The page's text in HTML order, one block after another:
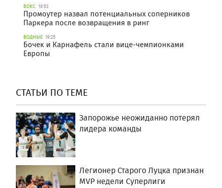
БОКС 19:53
Промоутер назвал потенциальных соперников
Паркера после возвращения в ринг
ВОДНЫЕ 19:25
Бочек и Карнафель стали вице-чемпионками
Европы
СТАТЬИ ПО ТЕМЕ
Запорожье неожиданно потерял
лидера команды
Легионер Старого Луцка признан
MVP недели Суперлиги